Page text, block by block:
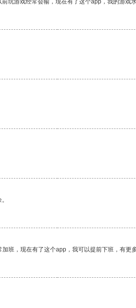
玩游戏经常会输，现在有了这个app，我的游戏水
班，现在有了这个app，我可以提前下班，有更